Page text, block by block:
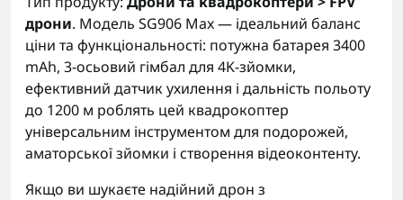
дрони. Модель SG906 Max — ідеальний баланс
ціни та функціональності: потужна батарея 3400
mAh, 3-осьовий гімбал для 4K-зйомки,
ефективний датчик ухилення і дальність польоту
до 1200 м роблять цей квадрокоптер
універсальним інструментом для подорожей,
аматорської зйомки і створення відеоконтенту.
Якщо ви шукаєте надійний дрон з